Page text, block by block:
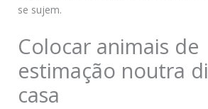
se sujem.
Colocar animais de
estimação noutra
casa